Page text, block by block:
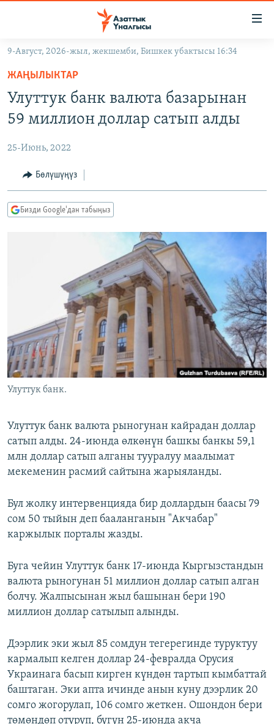
Навигацияга
өтүңүз
Издөөгө
салыңызКЫРГЫЗСТАН
ЭКОНОМИКА
МАДАНИЯТ
ДҮЙНӨ
БОРБОР АЗИЯ
АТАЙЫН ИЛИКТӨӨ
ТВ ПРОГРАММАЛАР
ЭКСПЕРТТЕР ТАЛДАЙТ
ЭЖЕ-СИҢДИЛЕР
ЫҢГАЙСЫЗ СУРООЛОР
ӨЗГӨЧӨ ПИКИР
ОНЛАЙН ШЕРИНЕ
ЭЕ/АРнун бардык сайттары
9-Август, 2026-жыл, жекшемби, Бишкек убактысы 16:34
ЖАҢЫЛЫКТАР
Улуттук банк валюта базарынан
59 миллион доллар сатып алды
25-Июнь, 2022
Бөлүшүңүз
Бизди Google'дан табыңыз
Улуттук банк.
Улуттук банк валюта рыногунан кайрадан доллар
сатып алды. 24-июнда өлкөнүн башкы банкы 59,1
млн доллар сатып алганы тууралуу маалымат
мекеменин расмий сайтына жарыяланды.
Бул жолку интервенцияда бир доллардын баасы 79
сом 50 тыйын деп бааланганын "Акчабар"
каржылык порталы жазды.
Буга чейин Улуттук банк 17-июнда Кыргызстандын
валюта рыногунан 51 миллион доллар сатып алган
болчу. Жалпысынан жыл башынан бери 190
миллион доллар сатылып алынды.
Дээрлик эки жыл 85 сомдун тегерегинде туруктуу
кармалып келген доллар 24-февралда Орусия
Украинага басып кирген күндөн тартып кымбаттай
баштаган. Эки апта ичинде анын куну дээрлик 20
сомго жогорулап, 106 сомго жеткен. Ошондон бери
төмөндөп отуруп, бүгүн 25-июнда акча